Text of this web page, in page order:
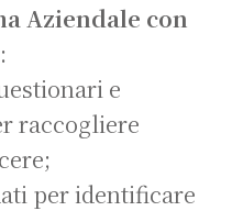
Aziendale con
:
e
raccogliere
per identificare